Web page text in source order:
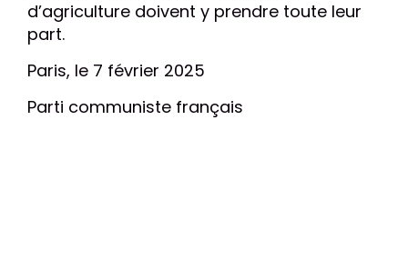
d’agriculture doivent y prendre toute leur
part.
Paris, le 7 février 2025
Parti communiste français